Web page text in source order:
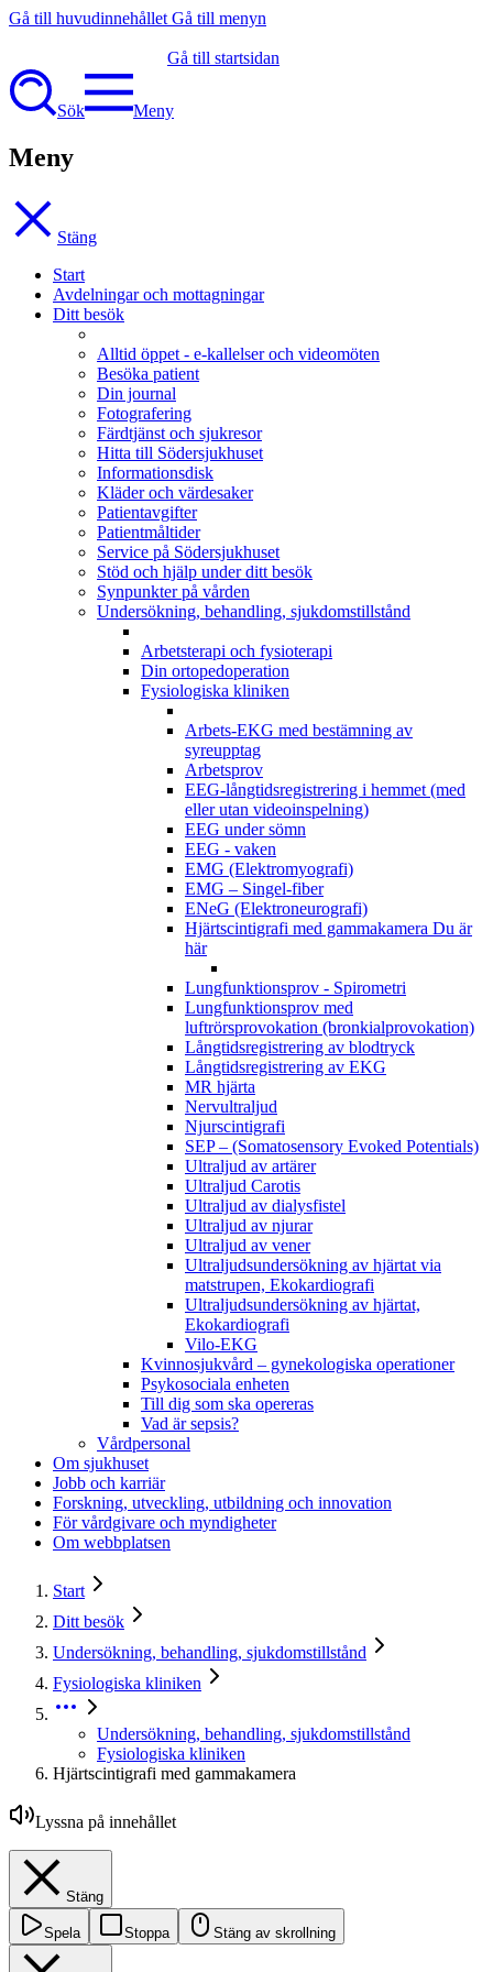
Gå till huvudinnehållet Gå till menyn
Gå till startsidan
Sök Meny
Meny
Stäng
Start
Avdelningar och mottagningar
Ditt besök
Alltid öppet - e-kallelser och videomöten
Besöka patient
Din journal
Fotografering
Färdtjänst och sjukresor
Hitta till Södersjukhuset
Informationsdisk
Kläder och värdesaker
Patientavgifter
Patientmåltider
Service på Södersjukhuset
Stöd och hjälp under ditt besök
Synpunkter på vården
Undersökning, behandling, sjukdomstillstånd
Arbetsterapi och fysioterapi
Din ortopedoperation
Fysiologiska kliniken
Arbets-EKG med bestämning av
syreupptag
Arbetsprov
EEG-långtidsregistrering i hemmet (med
eller utan videoinspelning)
EEG under sömn
EEG - vaken
EMG (Elektromyografi)
EMG – Singel-fiber
ENeG (Elektroneurografi)
Hjärtscintigrafi med gammakamera Du är
här
Lungfunktionsprov - Spirometri
Lungfunktionsprov med
luftrörsprovokation (bronkialprovokation)
Långtidsregistrering av blodtryck
Långtidsregistrering av EKG
MR hjärta
Nervultraljud
Njurscintigrafi
SEP – (Somatosensory Evoked Potentials)
Ultraljud av artärer
Ultraljud Carotis
Ultraljud av dialysfistel
Ultraljud av njurar
Ultraljud av vener
Ultraljudsundersökning av hjärtat via
matstrupen, Ekokardiografi
Ultraljudsundersökning av hjärtat,
Ekokardiografi
Vilo-EKG
Kvinnosjukvård – gynekologiska operationer
Psykosociala enheten
Till dig som ska opereras
Vad är sepsis?
Vårdpersonal
Om sjukhuset
Jobb och karriär
Forskning, utveckling, utbildning och innovation
För vårdgivare och myndigheter
Om webbplatsen
Start
Ditt besök
Undersökning, behandling, sjukdomstillstånd
Fysiologiska kliniken
Undersökning, behandling, sjukdomstillstånd
Fysiologiska kliniken
Hjärtscintigrafi med gammakamera
Lyssna på innehållet
Stäng
Spela Stoppa Stäng av skrollning